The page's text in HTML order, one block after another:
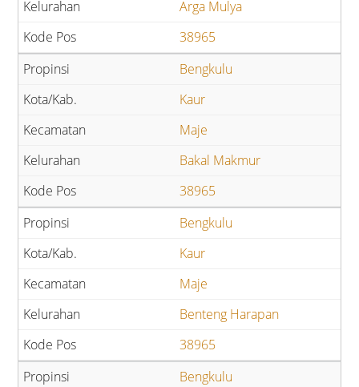
Arga Mulya
38965
Bengkulu
Kaur
Maje
Bakal Makmur
38965
Bengkulu
Kaur
Maje
Benteng Harapan
38965
Bengkulu